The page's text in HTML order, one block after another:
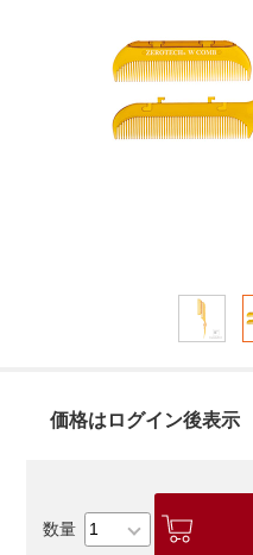
価格はログイン後表示